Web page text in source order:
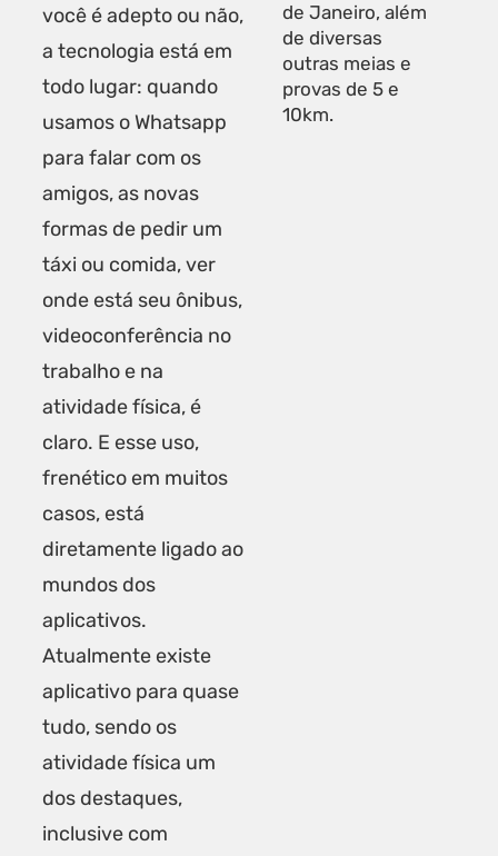
você é adepto ou não,
a tecnologia está em
todo lugar: quando
usamos o Whatsapp
para falar com os
amigos, as novas
formas de pedir um
táxi ou comida, ver
onde está seu ônibus,
videoconferência no
trabalho e na
atividade física, é
claro. E esse uso,
frenético em muitos
casos, está
diretamente ligado ao
mundos dos
aplicativos.
Atualmente existe
aplicativo para quase
tudo, sendo os
atividade física um
dos destaques,
inclusive com
de Janeiro, além
de diversas
outras meias e
provas de 5 e
10km.